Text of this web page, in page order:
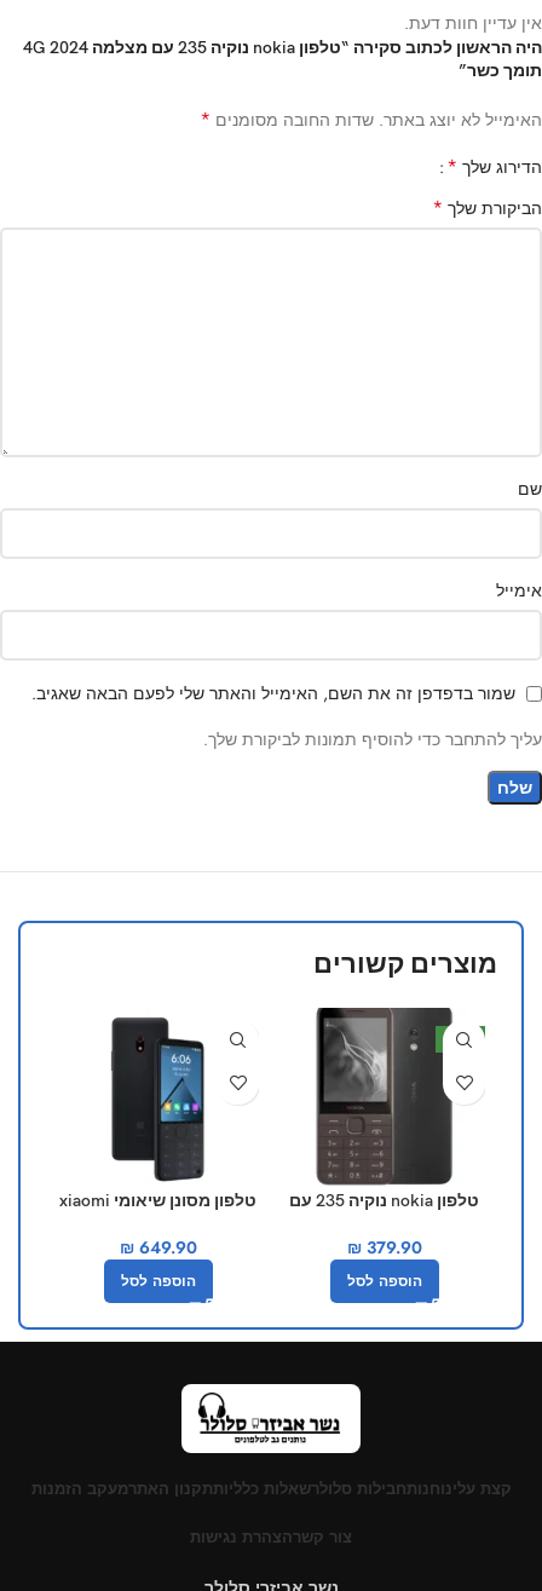
אין עדיין חוות דעת.
היה הראשון לכתוב סקירה “טלפון nokia נוקיה 235 עם מצלמה 4G 2024
תומך כשר”
האימייל לא יוצג באתר. שדות החובה מסומנים *
הדירוג שלך *
הביקורת שלך *
שם
אימייל
שמור בדפדפן זה את השם, האימייל והאתר שלי לפעם הבאה שאגיב.
עליך להתחבר כדי להוסיף תמונות לביקורת שלך.
מוצרים קשורים
חדש
טלפון nokia נוקיה 235 עם
₪379.90
הוספה לסל
טלפון מסונן שיאומי xiaomi
₪649.90
הוספה לסל
קצת עלינוחנותחבילות סלולרשאלות כלליותתקנון האתרמעקב הזמנות
צור קשרהצהרת נגישות